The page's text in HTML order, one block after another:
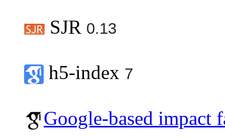
SJR 0.13
h5-index 7
Google-based impact